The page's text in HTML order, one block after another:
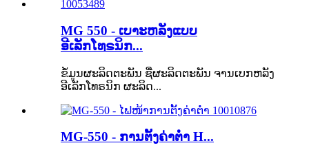
MG 550 - ເບາະຫລັງແບບ
ອີເລັກໂທຣນິກ...
ຂໍ້ມູນຜະລິດຕະພັນ ຊື່ຜະລິດຕະພັນ ຈານເບກຫລັງ
ອີເລັກໂທຣນິກ ຜະລິດ...
MG-550 - ການຕັ້ງຄ່າຕ່ຳ H...